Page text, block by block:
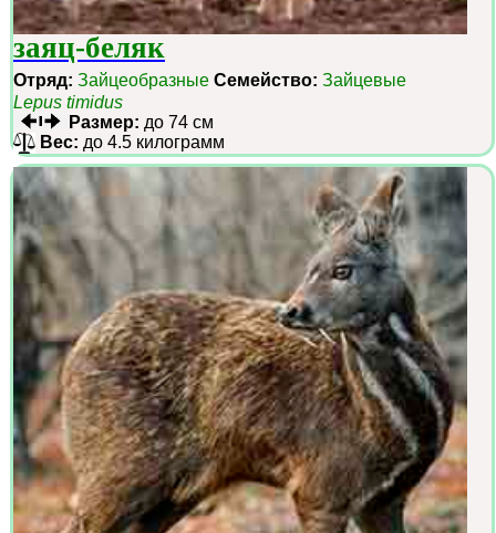
заяц-беляк
Отряд: Зайцеобразные Семейство: Зайцевые
Lepus timidus
Размер: до 74 см
Вес: до 4.5 килограмм